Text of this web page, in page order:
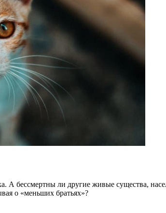
А бессмертны ли другие живые существа,
о «меньших братьях»?